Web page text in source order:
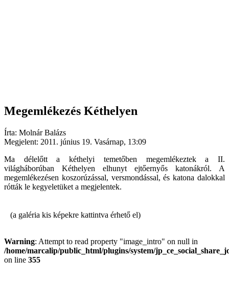
Megemlékezés Kéthelyen
Írta: Molnár Balázs
Megjelent: 2011. június 19. Vasárnap, 13:09
Ma délelőtt a kéthelyi temetőben megemlékeztek a II.
világháborúban Kéthelyen elhunyt ejtőernyős katonákról. A
megemlékezésen koszorúzással, versmondással, és katona dalokkal
rótták le kegyeletüket a megjelentek.
(a galéria kis képekre kattintva érhető el)
Warning: Attempt to read property "image_intro" on null in
/home/marcalip/public_html/plugins/system/
on line 355